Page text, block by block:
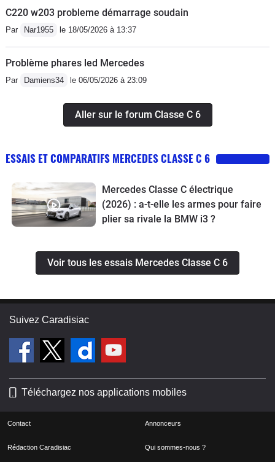
C220 w203 probleme démarrage soudain
Par Nar1955 le 18/05/2026 à 13:37
Problème phares led Mercedes
Par Damiens34 le 06/05/2026 à 23:09
Aller sur le forum Classe C 6
ESSAIS ET COMPARATIFS MERCEDES CLASSE C 6
Mercedes Classe C électrique
(2026) : a-t-elle les armes pour faire
plier sa rivale la BMW i3 ?
Voir tous les essais Mercedes Classe C 6
Suivez Caradisiac
Téléchargez nos applications mobiles
Contact Annonceurs
Rédaction Caradisiac Qui sommes-nous ?